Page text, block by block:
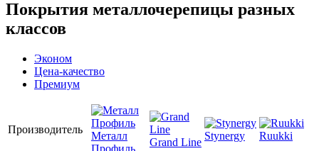
Покрытия металлочерепицы разных
классов
Эконом
Цена-качество
Премиум
Производитель
Металл
Профиль
Grand Line
Stynergy Ruukki